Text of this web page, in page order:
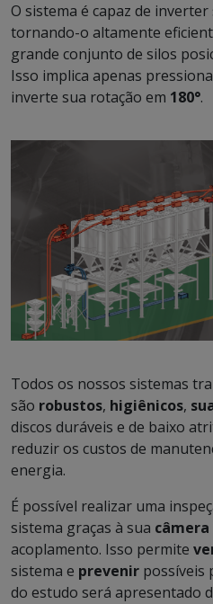
O sistema é capaz de inverter
tornando-o altamente
grande conjunto de silos
Isso implica apenas
inverte sua rotação em 180°.
Todos os nossos sistemas
são robustos, higiênicos,
discos duráveis e de baixo
reduzir os custos de
energia.
É possível realizar uma
sistema graças à sua
acoplamento. Isso permite
sistema e prevenir possíveis
do estudo será apresentado